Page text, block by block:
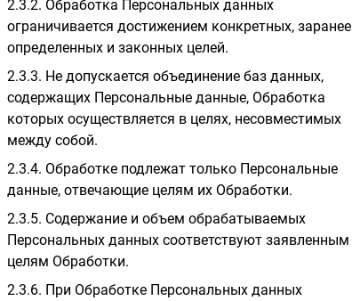
2.3.2. Обработка Персональных данных
ограничивается достижением конкретных, заранее
определенных и законных целей.
2.3.3. Не допускается объединение баз данных,
содержащих Персональные данные, Обработка
которых осуществляется в целях, несовместимых
между собой.
2.3.4. Обработке подлежат только Персональные
данные, отвечающие целям их Обработки.
2.3.5. Содержание и объем обрабатываемых
Персональных данных соответствуют заявленным
целям Обработки.
2.3.6. При Обработке Персональных данных